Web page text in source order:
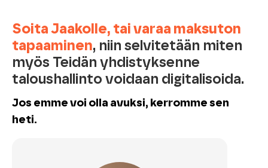
Soita Jaakolle, tai varaa maksuton
tapaaminen, niin selvitetään miten
myös Teidän yhdistyksenne
taloushallinto voidaan digitalisoida.
Jos emme voi olla avuksi, kerromme sen
heti.